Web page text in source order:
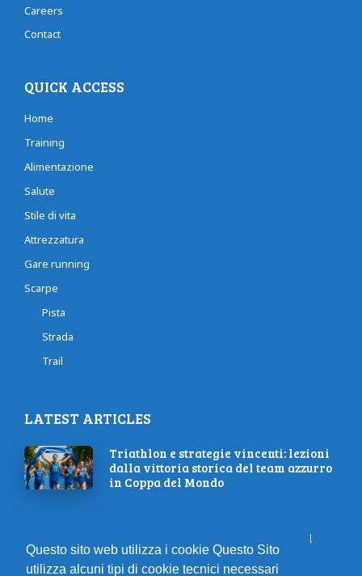
Careers
Contact
QUICK ACCESS
Home
Training
Alimentazione
Salute
Stile di vita
Attrezzatura
Gare running
Scarpe
Pista
Strada
Trail
LATEST ARTICLES
Triathlon e strategie vincenti: lezioni
dalla vittoria storica del team azzurro
in Coppa del Mondo
10 regole essenziali per aiutarti ad
avere un’ottima salute
Questo sito web utilizza i cookie Questo Sito
utilizza alcuni tipi di cookie tecnici necessari